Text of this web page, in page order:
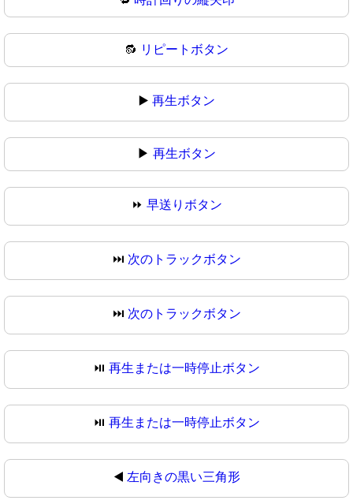
🔂 リピートボタン
▶️ 再生ボタン
▶ 再生ボタン
⏩ 早送りボタン
⏭️ 次のトラックボタン
⏭ 次のトラックボタン
⏯️ 再生または一時停止ボタン
⏯ 再生または一時停止ボタン
◀️ 左向きの黒い三角形